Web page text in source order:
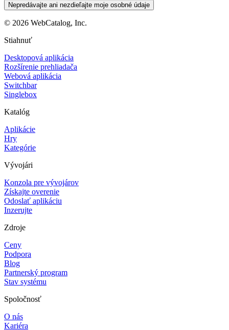
Nepredávajte ani nezdieľajte moje osobné údaje
© 2026 WebCatalog, Inc.
Stiahnuť
Desktopová aplikácia
Rozšírenie prehliadača
Webová aplikácia
Switchbar
Singlebox
Katalóg
Aplikácie
Hry
Kategórie
Vývojári
Konzola pre vývojárov
Získajte overenie
Odoslať aplikáciu
Inzerujte
Zdroje
Ceny
Podpora
Blog
Partnerský program
Stav systému
Spoločnosť
O nás
Kariéra